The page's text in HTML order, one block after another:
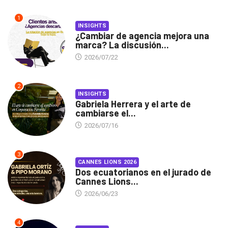
1
INSIGHTS
¿Cambiar de agencia mejora una
marca? La discusión...
2026/07/22
2
INSIGHTS
Gabriela Herrera y el arte de
cambiarse el...
2026/07/16
3
CANNES LIONS 2026
Dos ecuatorianos en el jurado de
Cannes Lions...
2026/06/23
4